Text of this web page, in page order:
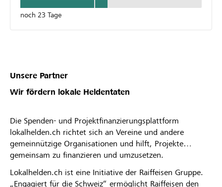
noch 23 Tage
Unsere Partner
Wir fördern lokale Heldentaten
Die Spenden- und Projektfinanzierungsplattform
lokalhelden.ch richtet sich an Vereine und andere
gemeinnützige Organisationen und hilft, Projekte
gemeinsam zu finanzieren und umzusetzen.
Lokalhelden.ch ist eine Initiative der Raiffeisen Gruppe.
„Engagiert für die Schweiz“ ermöglicht Raiffeisen den